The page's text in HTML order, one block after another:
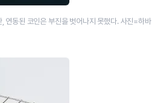
동된 코인은 부진을 벗어나지 못했다. 사진=하바